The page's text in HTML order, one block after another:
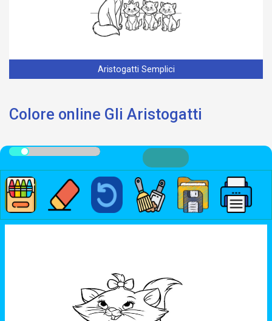
Aristogatti Semplici
Colore online Gli Aristogatti